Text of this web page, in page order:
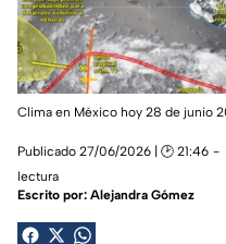
Clima en México hoy 28 de junio
Publicado 27/06/2026 | 🕑 21:46
lectura
Escrito por: Alejandra Gómez